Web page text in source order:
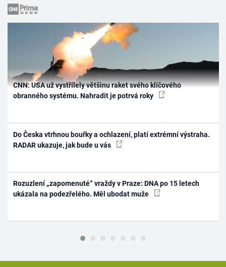
CNN: USA už vystřílely většinu raket svého klíčového
obranného systému. Nahradit je potrvá roky
Do Česka vtrhnou bouřky a ochlazení, platí extrémní výstraha.
RADAR ukazuje, jak bude u vás
Rozuzlení „zapomenuté“ vraždy v Praze: DNA po 15 letech
ukázala na podezřelého. Měl ubodat muže